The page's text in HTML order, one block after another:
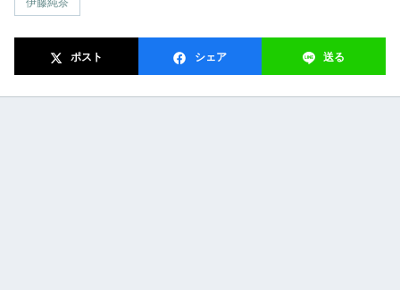
ポスト シェア 送る